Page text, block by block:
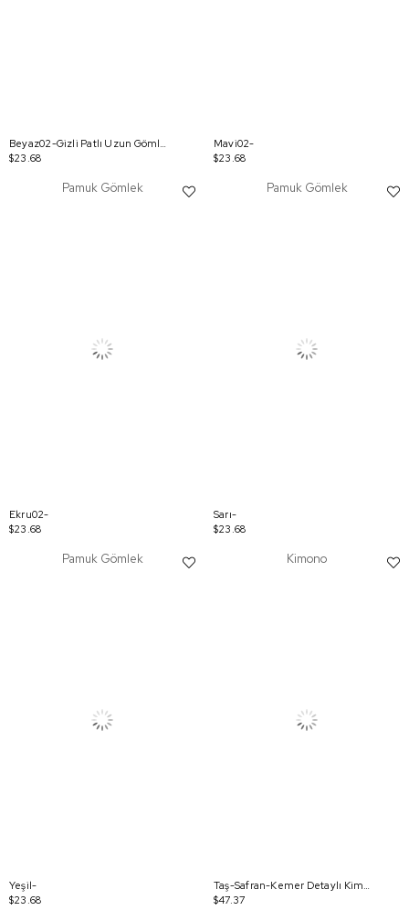
Beyaz02-Gizli Patlı Uzun Gömlek
$23.68
Mavi02-
$23.68
Pamuk Gömlek
Ekru02-
$23.68
Pamuk Gömlek
Sarı-
$23.68
Pamuk Gömlek
Yeşil-
$23.68
Kimono
Taş-Safran-Kemer Detaylı Kimono
$47.37